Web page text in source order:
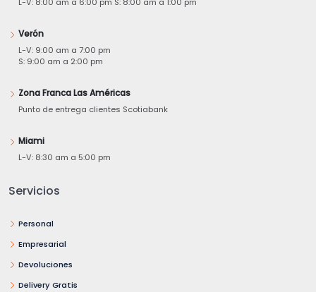
Verón
L-V: 9:00 am a 7:00 pm
S: 9:00 am a 2:00 pm
Zona Franca Las Américas
Punto de entrega clientes Scotiabank
Miami
L-V: 8:30 am a 5:00 pm
Servicios
Personal
Empresarial
Devoluciones
Delivery Gratis